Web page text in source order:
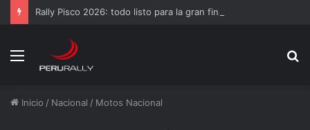
Rally Pisco 2026: todo listo para la gran final del RallyACP
Menú
Inicio / Nacional / Motos Nacional